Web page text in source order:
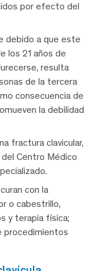
por efecto del
debido a que este
los 21 años de
resulta
de la tercera
consecuencia de
la debilidad
fractura clavicular,
Centro Médico
con la
o cabestrillo,
y terapia física;
procedimientos